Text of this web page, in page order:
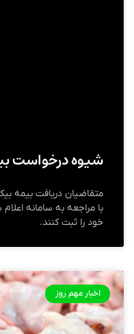
شیوه درخواست
متقاضیان دریافت بیمه
با مراجعه به سامانه
خود را ثبت کنند.
اخبار مهم روز